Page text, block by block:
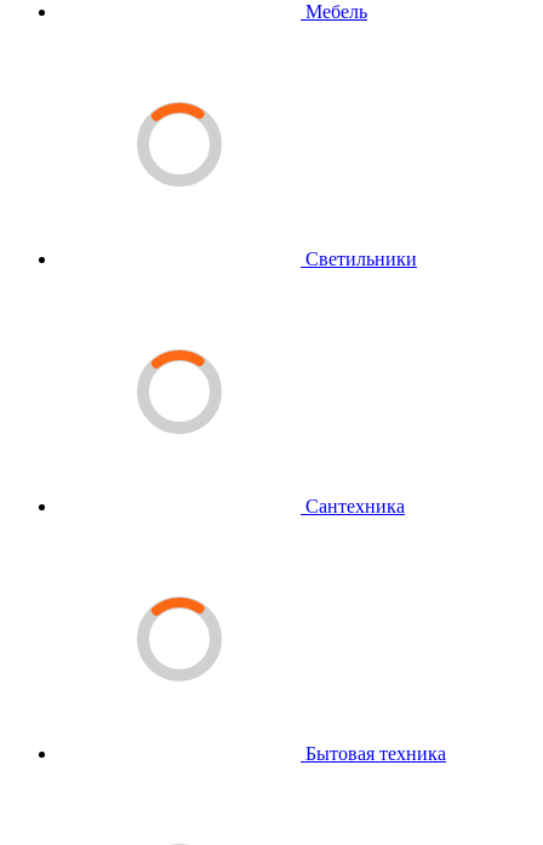
Мебель
Светильники
Сантехника
Бытовая техника